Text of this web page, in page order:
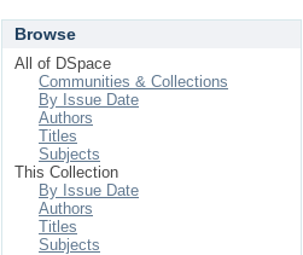
Browse
All of DSpace
Communities & Collections
By Issue Date
Authors
Titles
Subjects
This Collection
By Issue Date
Authors
Titles
Subjects